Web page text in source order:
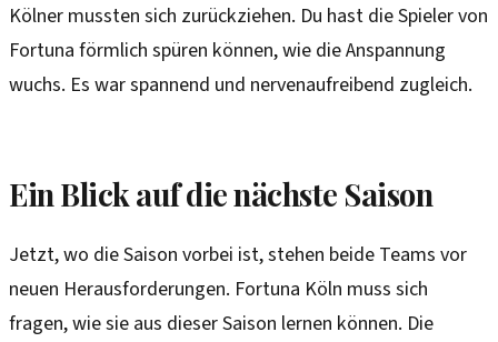
Kölner mussten sich zurückziehen. Du hast die Spieler von
Fortuna förmlich spüren können, wie die Anspannung
wuchs. Es war spannend und nervenaufreibend zugleich.
Ein Blick auf die nächste Saison
Jetzt, wo die Saison vorbei ist, stehen beide Teams vor
neuen Herausforderungen. Fortuna Köln muss sich
fragen, wie sie aus dieser Saison lernen können. Die